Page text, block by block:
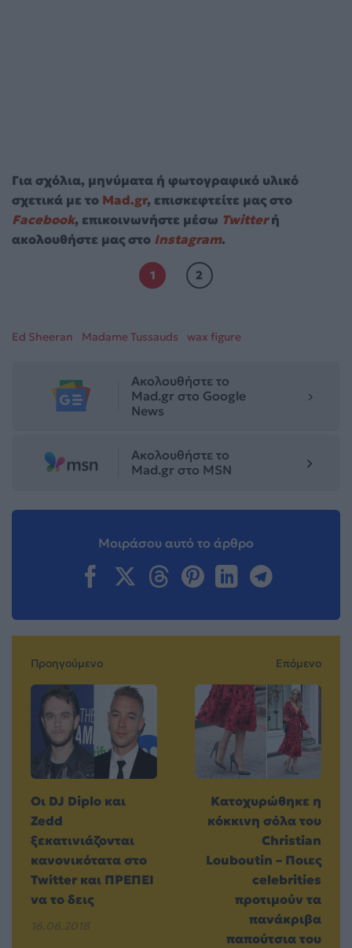
Για σχόλια, μηνύματα ή φωτογραφικό υλικό
σχετικά με το Mad.gr, επισκεφτείτε μας στο
Facebook, επικοινωνήστε μέσω Twitterή
ακολουθήστε μας στο Instagram.
1 2
Ed Sheeran Madame Tussauds wax figure
Ακολουθήστε το
Mad.gr στο Google
News
Ακολουθήστε το
Mad.gr στο MSN
Μοιράσου αυτό το άρθρο
Προηγούμενο
Οι DJ Diplo και
Zedd
ξεκατινιάζονται
κανονικότατα στο
Twitter και ΠΡΕΠΕΙ
να το δεις
16.06.2018
Επόμενο
Κατοχυρώθηκε η
κόκκινη σόλα του
Christian
Louboutin – Ποιες
celebrities
προτιμούν τα
πανάκριβα
παπούτσια του